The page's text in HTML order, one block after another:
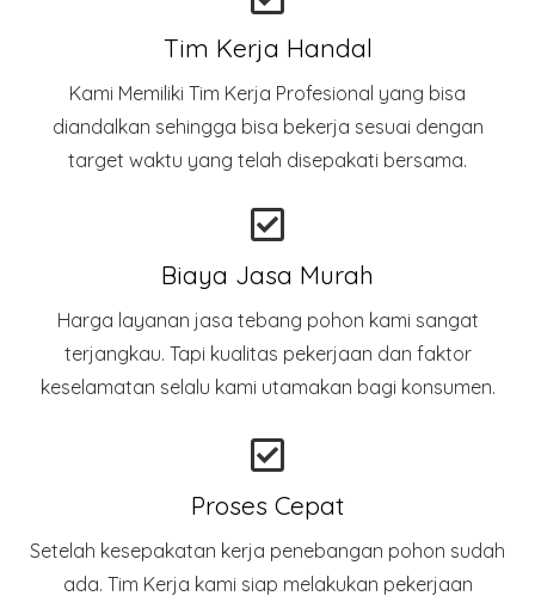
Tim Kerja Handal
Kami Memiliki Tim Kerja Profesional yang bisa
diandalkan sehingga bisa bekerja sesuai dengan
target waktu yang telah disepakati bersama.
Biaya Jasa Murah
Harga layanan jasa tebang pohon kami sangat
terjangkau. Tapi kualitas pekerjaan dan faktor
keselamatan selalu kami utamakan bagi konsumen.
Proses Cepat
Setelah kesepakatan kerja penebangan pohon sudah
ada. Tim Kerja kami siap melakukan pekerjaan